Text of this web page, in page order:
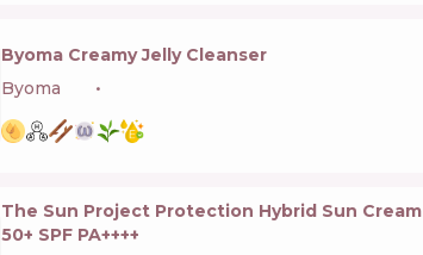
Byoma Creamy Jelly Cleanser
Byoma
The Sun Project Protection Hybrid Sun Cream
50+ SPF PA++++